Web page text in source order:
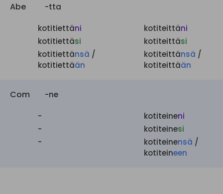
Abe -tta
kotitiettäni
kotitiettäsi
kotitiettänsä /
kotitiettään
kotiteittäni
kotiteittäsi
kotiteittänsä /
kotiteittään
Com -ne
-
-
-
kotiteineni
kotiteinesi
kotiteinensä /
kotiteineen